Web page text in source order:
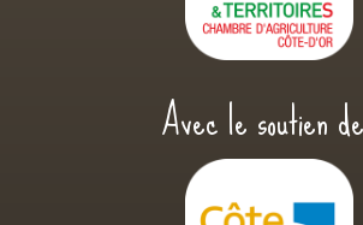
Avec le soutien